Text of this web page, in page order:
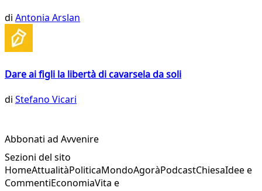
di Antonia Arslan
Dare ai figli la libertà di cavarsela da soli
di Stefano Vicari
Abbonati ad Avvenire
Sezioni del sito
HomeAttualitàPoliticaMondoAgoràPodcastChiesaIdee e
CommentiEconomiaVita e